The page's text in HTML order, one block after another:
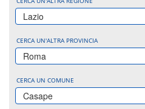
Lazio
CERCA UN'ALTRA PROVINCIA
Roma
CERCA UN COMUNE
Casape